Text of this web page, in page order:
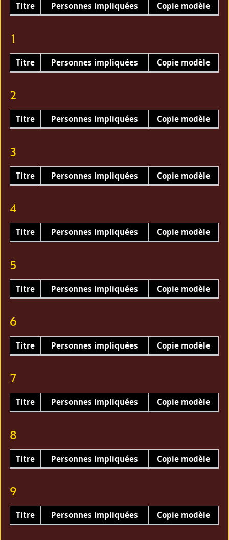
Titre Personnes impliquées Copie modèle
1
Titre Personnes impliquées Copie modèle
2
Titre Personnes impliquées Copie modèle
3
Titre Personnes impliquées Copie modèle
4
Titre Personnes impliquées Copie modèle
5
Titre Personnes impliquées Copie modèle
6
Titre Personnes impliquées Copie modèle
7
Titre Personnes impliquées Copie modèle
8
Titre Personnes impliquées Copie modèle
9
Titre Personnes impliquées Copie modèle